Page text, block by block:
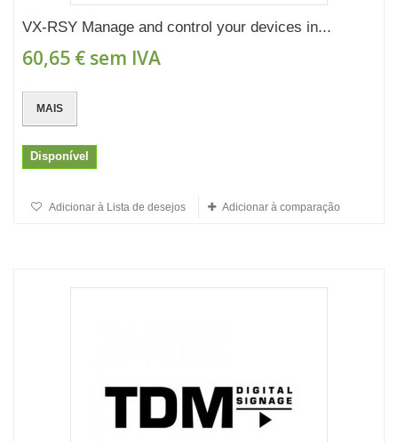
VX-RSY Manage and control your devices in...
60,65 € sem IVA
MAIS
Disponível
Adicionar à Lista de desejos Adicionar à comparação